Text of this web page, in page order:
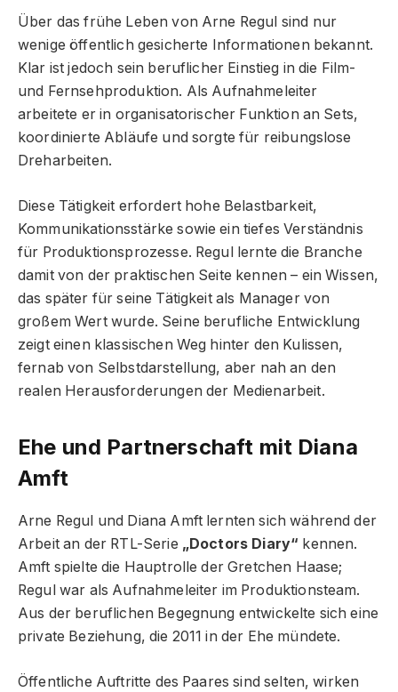
Über das frühe Leben von Arne Regul sind nur
wenige öffentlich gesicherte Informationen bekannt.
Klar ist jedoch sein beruflicher Einstieg in die Film-
und Fernsehproduktion. Als Aufnahmeleiter
arbeitete er in organisatorischer Funktion an Sets,
koordinierte Abläufe und sorgte für reibungslose
Dreharbeiten.
Diese Tätigkeit erfordert hohe Belastbarkeit,
Kommunikationsstärke sowie ein tiefes Verständnis
für Produktionsprozesse. Regul lernte die Branche
damit von der praktischen Seite kennen – ein Wissen,
das später für seine Tätigkeit als Manager von
großem Wert wurde. Seine berufliche Entwicklung
zeigt einen klassischen Weg hinter den Kulissen,
fernab von Selbstdarstellung, aber nah an den
realen Herausforderungen der Medienarbeit.
Ehe und Partnerschaft mit Diana
Amft
Arne Regul und Diana Amft lernten sich während der
Arbeit an der RTL-Serie „Doctors Diary“ kennen.
Amft spielte die Hauptrolle der Gretchen Haase;
Regul war als Aufnahmeleiter im Produktionsteam.
Aus der beruflichen Begegnung entwickelte sich eine
private Beziehung, die 2011 in der Ehe mündete.
Öffentliche Auftritte des Paares sind selten, wirken